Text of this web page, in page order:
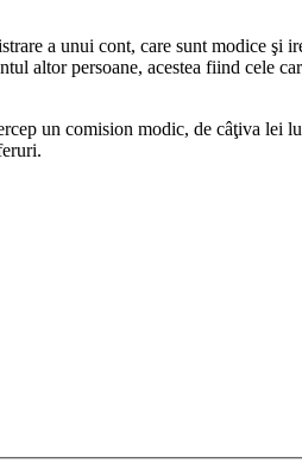
a unui cont, care sunt modice şi
altor persoane, acestea fiind cele
un comision modic, de câţiva lei